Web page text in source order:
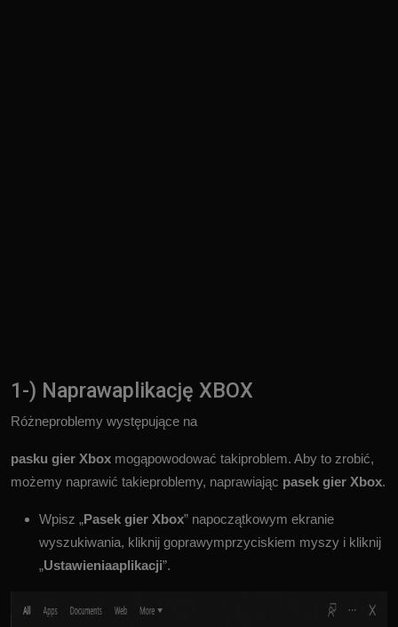
1-) Naprawaplikację XBOX
Różneproblemy występujące na
pasku gier Xbox mogąpowodować takiproblem. Aby to zrobić,
możemy naprawić takieproblemy, naprawiając pasek gier Xbox.
Wpisz „Pasek gier Xbox” napoczątkowym ekranie
wyszukiwania, kliknij goprawymprzyciskiem myszy i kliknij
„Ustawieniaaplikacji”.